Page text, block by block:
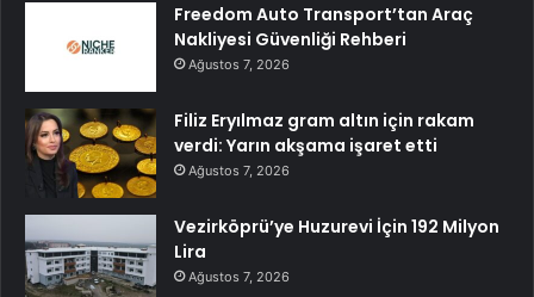
Freedom Auto Transport’tan Araç
Nakliyesi Güvenliği Rehberi
Ağustos 7, 2026
Filiz Eryılmaz gram altın için rakam
verdi: Yarın akşama işaret etti
Ağustos 7, 2026
Vezirköprü’ye Huzurevi İçin 192 Milyon
Lira
Ağustos 7, 2026